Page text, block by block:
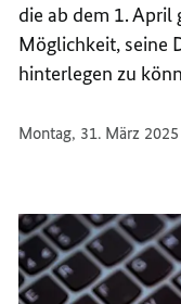
die ab dem 1. April
Möglichkeit, seine
hinterlegen zu
Montag, 31. März 2025